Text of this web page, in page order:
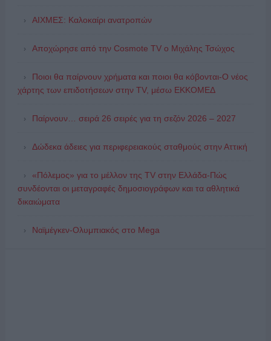
ΑΙΧΜΕΣ: Καλοκαίρι ανατροπών
Αποχώρησε από την Cosmote TV o Μιχάλης Τσώχος
Ποιοι θα παίρνουν χρήματα και ποιοι θα κόβονται-Ο νέος
χάρτης των επιδοτήσεων στην TV, μέσω ΕΚΚΟΜΕΔ
Παίρνουν… σειρά 26 σειρές για τη σεζόν 2026 – 2027
Δώδεκα άδειες για περιφερειακούς σταθμούς στην Αττική
«Πόλεμος» για το μέλλον της TV στην Ελλάδα-Πώς
συνδέονται οι μεταγραφές δημοσιογράφων και τα αθλητικά
δικαιώματα
Ναϊμέγκεν-Ολυμπιακός στο Mega